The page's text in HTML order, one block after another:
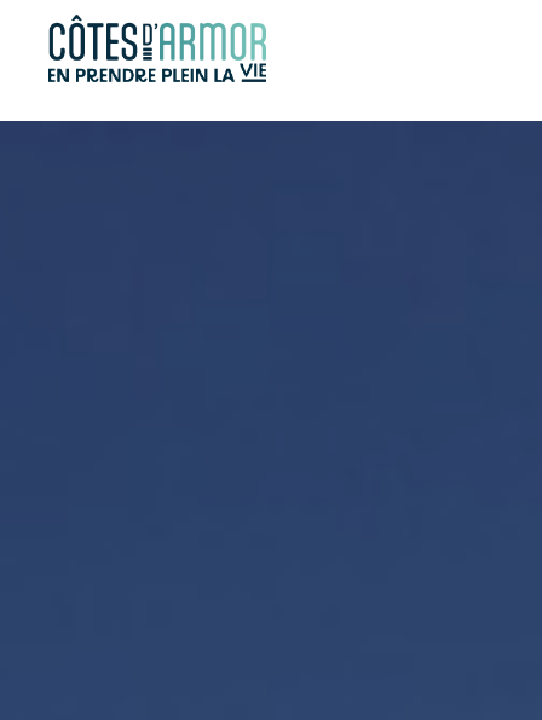
Panneau de gestion des cookies